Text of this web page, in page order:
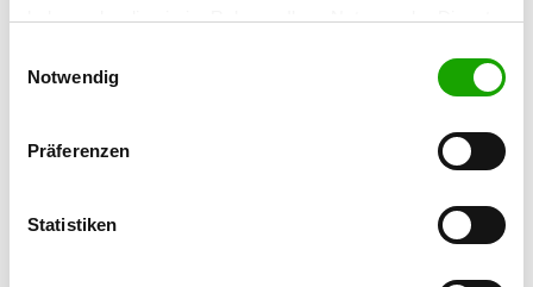
haben oder die sie im Rahmen Ihrer Nutzung der Dienste
Cookies, wenn Sie unsere Webseite weiterhin nutzen.
Notwendig
Präferenzen
Statistiken
40724 Hilden
02103 242995